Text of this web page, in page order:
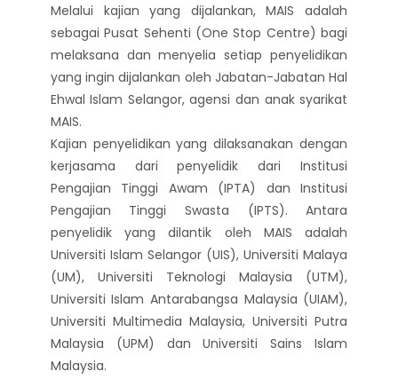
Melalui kajian yang dijalankan, MAIS adalah
sebagai Pusat Sehenti (One Stop Centre) bagi
melaksana dan menyelia setiap penyelidikan
yang ingin dijalankan oleh Jabatan-Jabatan Hal
Ehwal Islam Selangor, agensi dan anak syarikat
MAIS.
Kajian penyelidikan yang dilaksanakan dengan
kerjasama dari penyelidik dari Institusi
Pengajian Tinggi Awam (IPTA) dan Institusi
Pengajian Tinggi Swasta (IPTS). Antara
penyelidik yang dilantik oleh MAIS adalah
Universiti Islam Selangor (UIS), Universiti Malaya
(UM), Universiti Teknologi Malaysia (UTM),
Universiti Islam Antarabangsa Malaysia (UIAM),
Universiti Multimedia Malaysia, Universiti Putra
Malaysia (UPM) dan Universiti Sains Islam
Malaysia.